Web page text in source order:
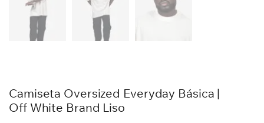
Camiseta Oversized Everyday Básica |
Off White Brand Liso